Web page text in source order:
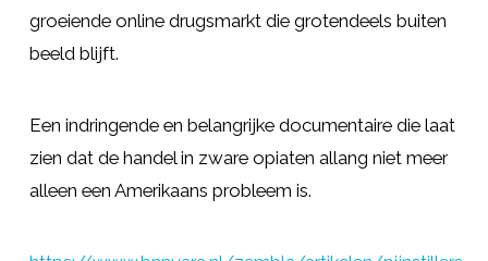
groeiende online drugsmarkt die grotendeels buiten
beeld blijft.
Een indringende en belangrijke documentaire die laat
zien dat de handel in zware opiaten allang niet meer
alleen een Amerikaans probleem is.